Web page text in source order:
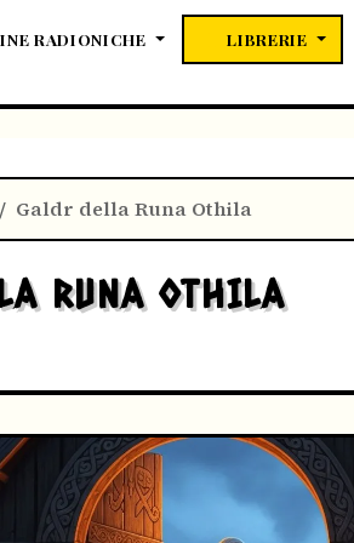
RADIONICHE LIBRERIE
Galdr della Runa Othila
RUNA OTHILA